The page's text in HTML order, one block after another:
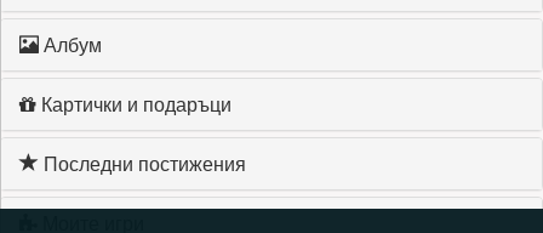
Албум
Картички и подаръци
Последни постижения